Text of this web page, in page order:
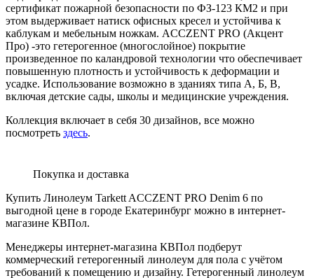
сертификат пожарной безопасности по ФЗ-123 КМ2 и при
этом выдерживает натиск офисных кресел и устойчива к
каблукам и мебельным ножкам. ACCZENT PRO (Акцент
Про) -это гетерогенное (многослойное) покрытие
произведенное по каландровой технологии что обеспечивает
повышенную плотность и устойчивость к деформации и
усадке. Использование возможно в зданиях типа А, Б, В,
включая детские сады, школы и медицинские учреждения.
Коллекция включает в себя 30 дизайнов, все можно
посмотреть здесь.
Покупка и доставка
Купить Линолеум Tarkett ACCZENT PRO Denim 6 по
выгодной цене в городе Екатеринбург можно в интернет-
магазине КВПол.
Менеджеры интернет-магазина КВПол подберут
коммерческий гетерогенный линолеум для пола с учётом
требований к помещению и дизайну. Гетерогенный линолеум